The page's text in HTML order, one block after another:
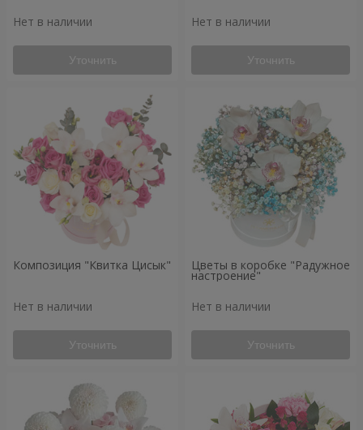
Нет в наличии
Уточнить
Нет в наличии
Уточнить
Композиция "Квитка Цисык"
Нет в наличии
Уточнить
Цветы в коробке "Радужное
настроение"
Нет в наличии
Уточнить